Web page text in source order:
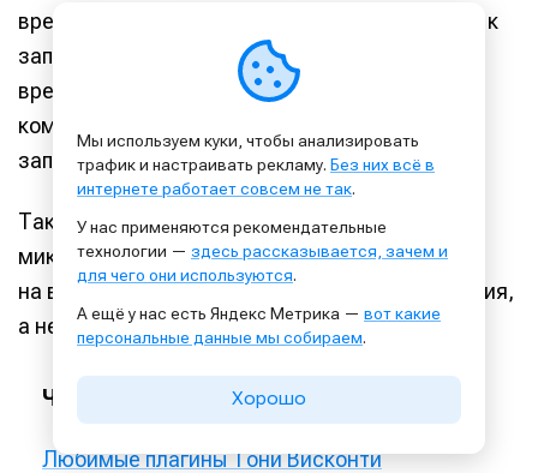
время пения. Когда Боуи начинал петь громче, к
записи подключался второй микрофон, в то
время как третий продолжал записывать трек
комнаты. Когда же Боуи переходил на крик, в
запись включались все три микрофона.
Таким образом в записи участвовали все три
микрофона одновременно, а реверберация
на вокале — естественное звучание помещения,
а не аппаратная обработка.
ЧИТАЙТЕ ТАКЖЕ
Любимые плагины Тони Висконти
Мы используем куки, чтобы анализировать
трафик и настраивать рекламу. Без них всё в
интернете работает совсем не так.
У нас применяются рекомендательные
технологии — здесь рассказывается, зачем и
для чего они используются.
А ещё у нас есть Яндекс Метрика — вот какие
персональные данные мы собираем.
Хорошо